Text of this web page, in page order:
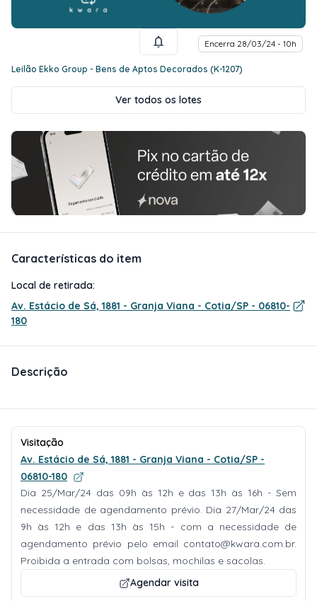
Encerra 28/03/24 - 10h
Leilão Ekko Group - Bens de Aptos Decorados (K-1207)
Ver todos os lotes
Características do item
Local de retirada:
Av. Estácio de Sá, 1881 - Granja Viana - Cotia/SP - 06810-
180
Descrição
Visitação
Av. Estácio de Sá, 1881 - Granja Viana - Cotia/SP -
06810-180
Dia 25/Mar/24 das 09h às 12h e das 13h às 16h - Sem
necessidade de agendamento prévio. Dia 27/Mar/24 das
9h às 12h e das 13h às 15h - com a necessidade de
agendamento prévio pelo email contato@kwara.com.br.
Proibida a entrada com bolsas, mochilas e sacolas.
Agendar visita